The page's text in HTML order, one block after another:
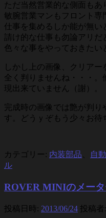
ただ当然営業的な側面もあ
敏腕営業マンもフロント専
仕事を集めるしか能が無
請け的な仕事も勿論アリ
色々な事をやっておきたい
しかし上の画像、クリア
全く判りませんね・・・。
現出来ていません（謝）。
完成時の画像では艶が判り
す。どうｙぞもう少々お待
カテゴリー: 内装部品 自
ル
ROVER MINIのメー
投稿日時: 2013/06/24 投稿者: